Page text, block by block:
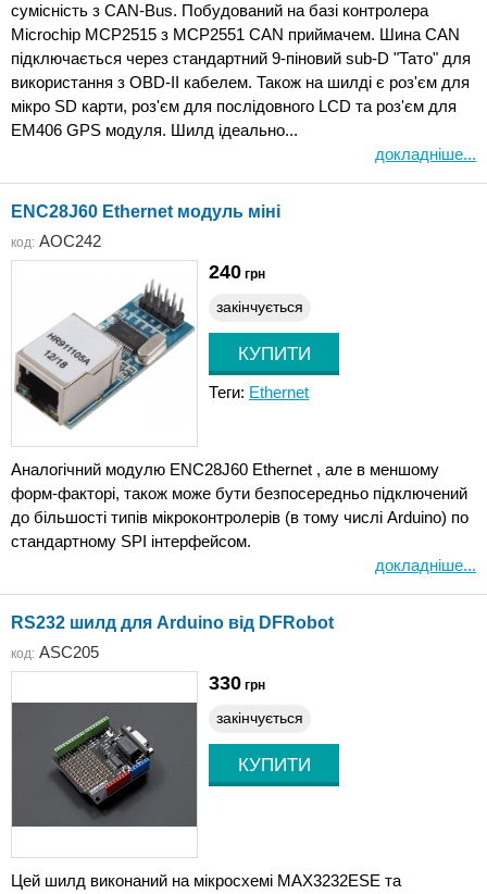
сумісність з CAN-Bus. Побудований на базі контролера
Microchip MCP2515 з MCP2551 CAN приймачем. Шина CAN
підключається через стандартний 9-піновий sub-D "Тато" для
використання з OBD-II кабелем. Також на шилді є роз'єм для
мікро SD карти, роз'єм для послідовного LCD та роз'єм для
EM406 GPS модуля. Шилд ідеально...
докладніше...
ENC28J60 Ethernet модуль міні
код: AOC242
240 грн
закінчується
Теги: Ethernet
Аналогічний модулю ENC28J60 Ethernet , але в меншому
форм-факторі, також може бути безпосередньо підключений
до більшості типів мікроконтролерів (в тому числі Arduino) по
стандартному SPI інтерфейсом.
докладніше...
RS232 шилд для Arduino від DFRobot
код: ASC205
330 грн
закінчується
Цей шилд виконаний на мікросхемі MAX3232ESE та